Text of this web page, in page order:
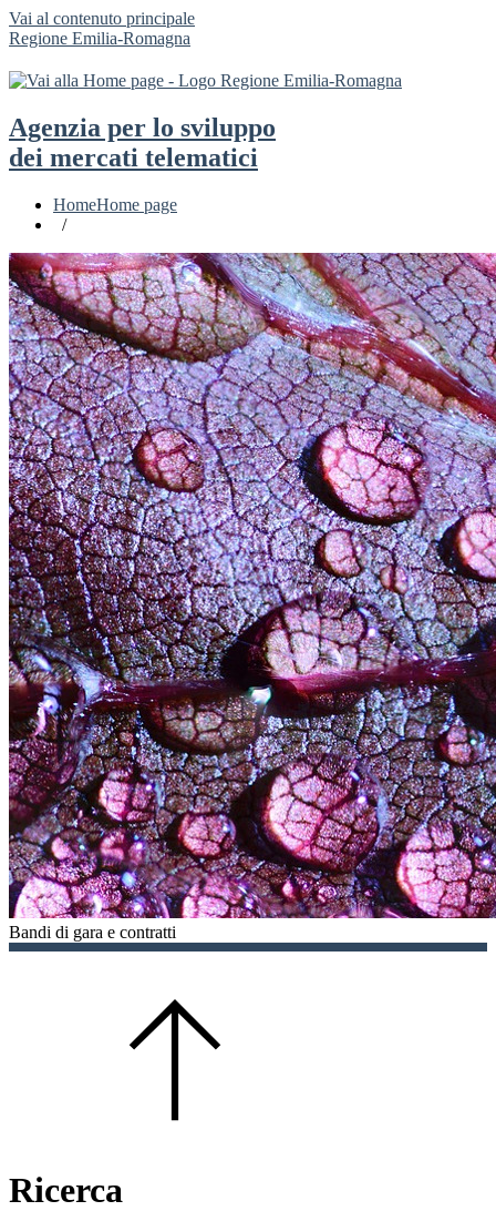
Vai al contenuto principale
Regione Emilia-Romagna
Agenzia per lo sviluppo
dei mercati telematici
HomeHome page
/
Bandi di gara e contratti
Ricerca